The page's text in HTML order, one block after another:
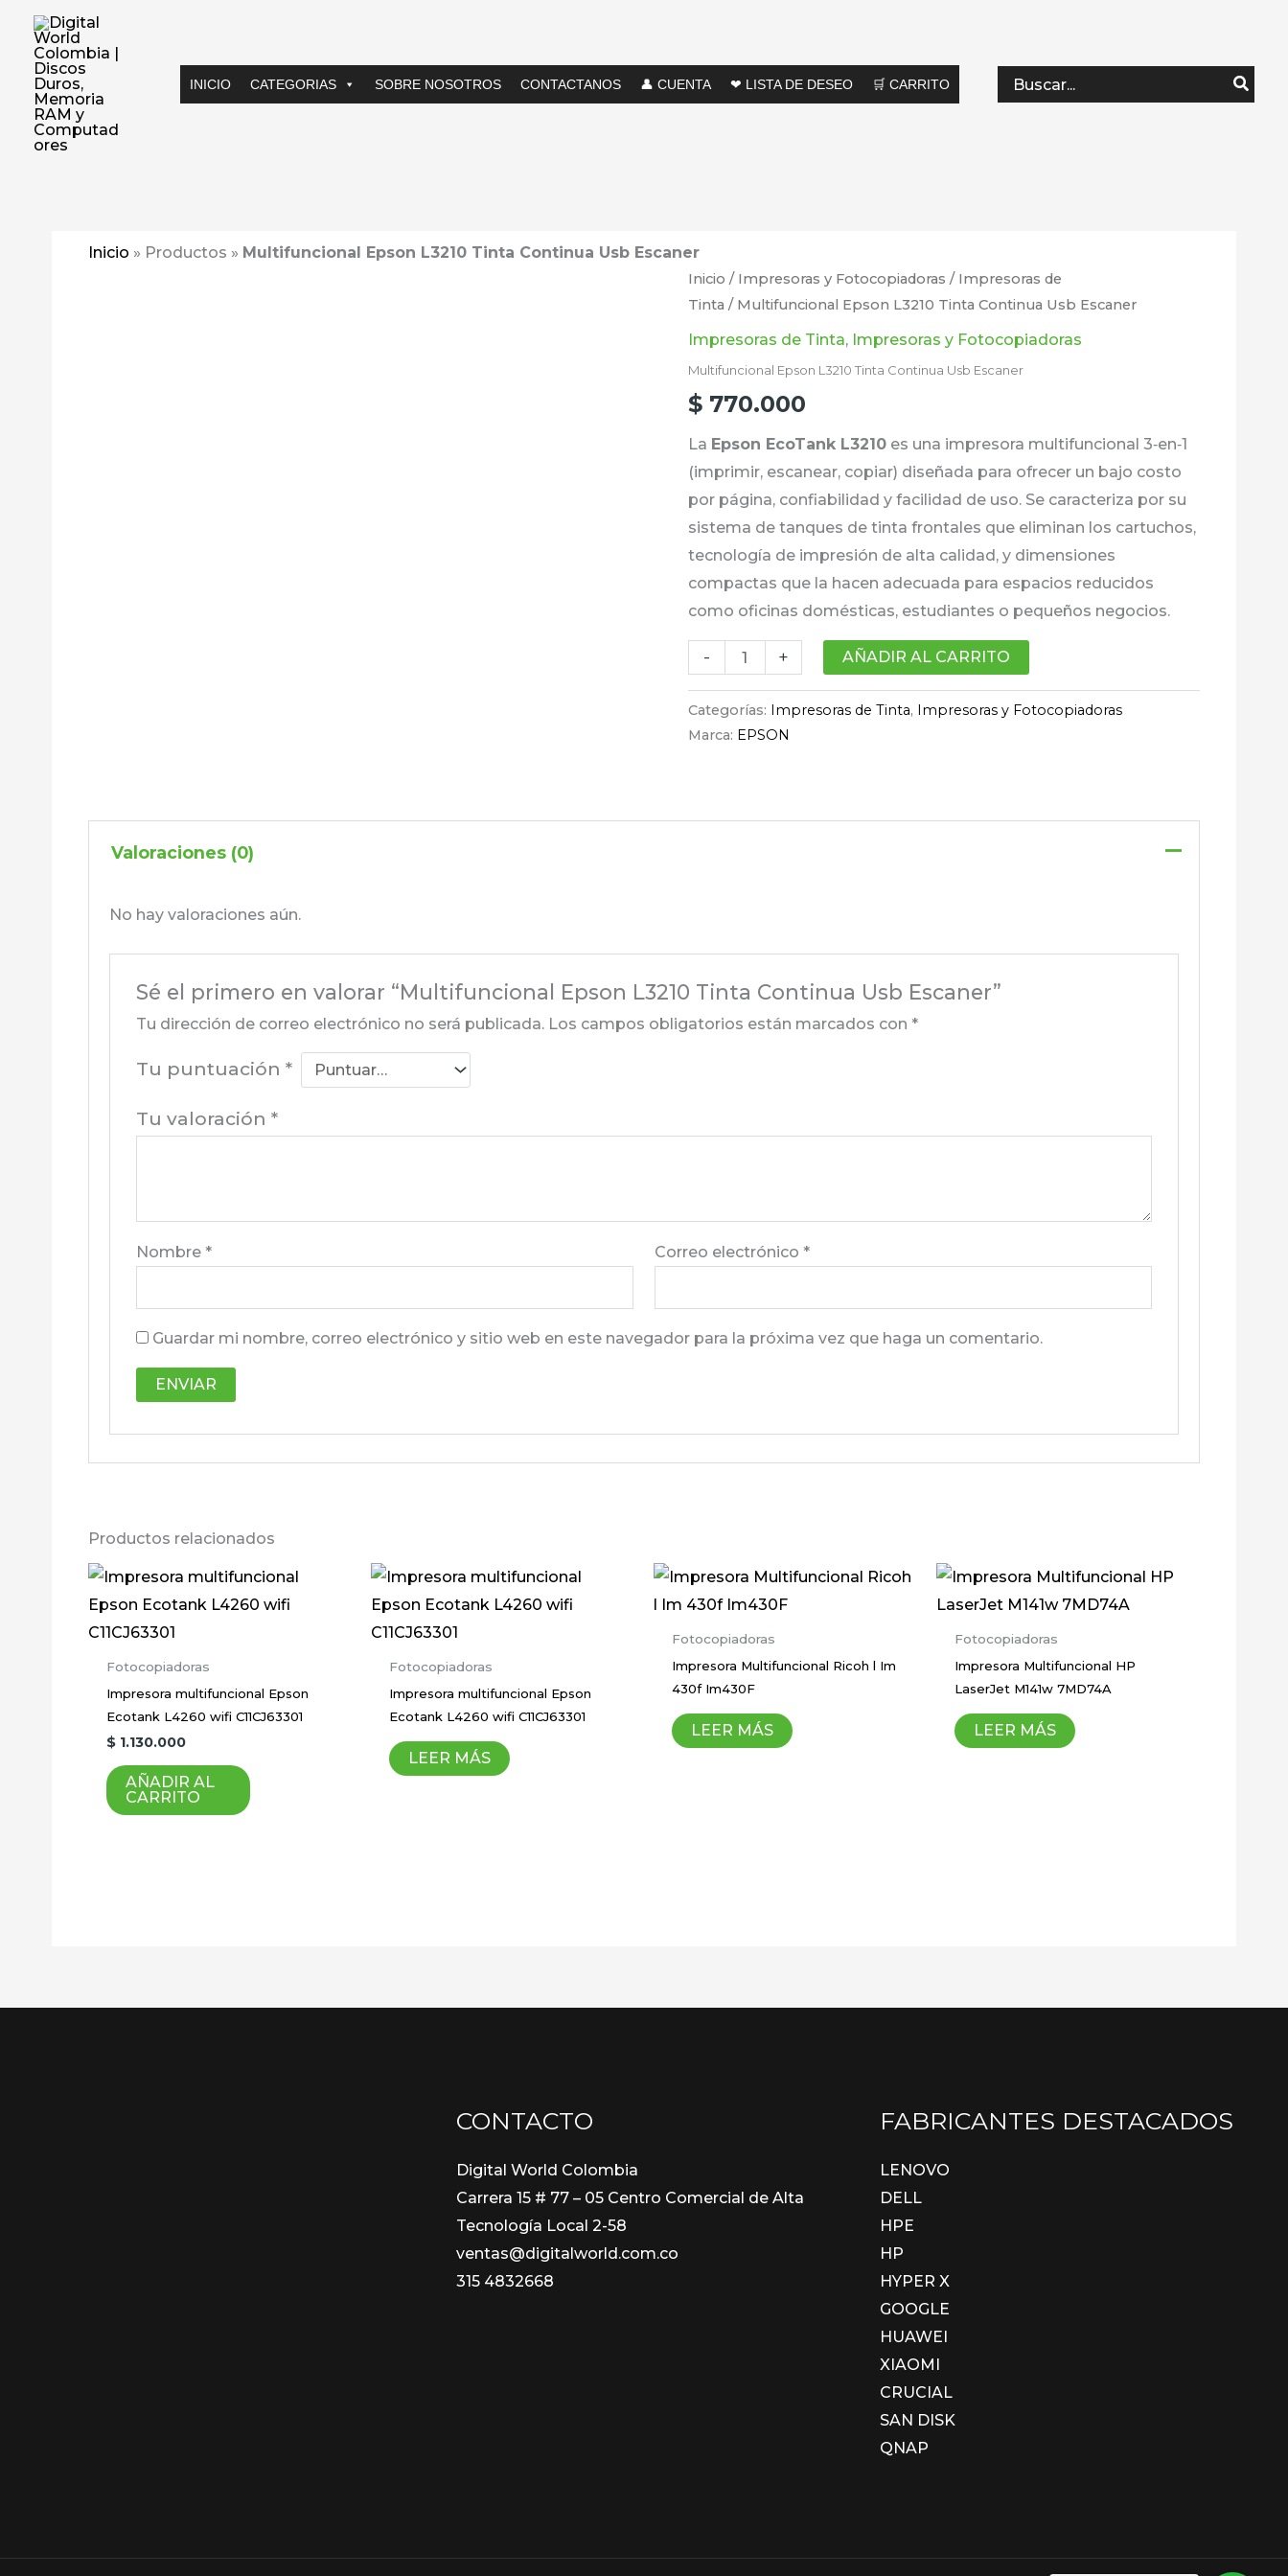
contenido
INICIO CATEGORIAS SOBRE NOSOTROS CONTACTANOS 👤 CUENTA ❤ LISTA DE DESEO 🛒 CARRITO
Search
for:
Inicio » Productos » Multifuncional Epson L3210 Tinta Continua Usb Escaner
Inicio / Impresoras y Fotocopiadoras / Impresoras de
Tinta / Multifuncional Epson L3210 Tinta Continua Usb Escaner
Impresoras de Tinta, Impresoras y Fotocopiadoras
Multifuncional Epson L3210 Tinta Continua Usb Escaner
$ 770.000
La Epson EcoTank L3210 es una impresora multifuncional 3‑en‑1
(imprimir, escanear, copiar) diseñada para ofrecer un bajo costo
por página, confiabilidad y facilidad de uso. Se caracteriza por su
sistema de tanques de tinta frontales que eliminan los cartuchos,
tecnología de impresión de alta calidad, y dimensiones
compactas que la hacen adecuada para espacios reducidos
como oficinas domésticas, estudiantes o pequeños negocios.
-
Multifuncional
Epson
L3210
Tinta
Continua
Usb
Escaner
cantidad
+ AÑADIR AL CARRITO
Categorías: Impresoras de Tinta, Impresoras y Fotocopiadoras
Marca: EPSON
Valoraciones (0)
No hay valoraciones aún.
Sé el primero en valorar “Multifuncional Epson L3210 Tinta Continua Usb Escaner”
Tu dirección de correo electrónico no será publicada. Los campos obligatorios están marcados con *
Tu puntuación *
Tu valoración *
Nombre * Correo electrónico *
Guardar mi nombre, correo electrónico y sitio web en este navegador para la próxima vez que haga un comentario.
Productos relacionados
Fotocopiadoras
Impresora multifuncional Epson
Ecotank L4260 wifi C11CJ63301
$ 1.130.000
AÑADIR AL
CARRITO
Fotocopiadoras
Impresora multifuncional Epson
Ecotank L4260 wifi C11CJ63301
LEER MÁS
Fotocopiadoras
Impresora Multifuncional Ricoh l Im
430f Im430F
LEER MÁS
Fotocopiadoras
Impresora Multifuncional HP
LaserJet M141w 7MD74A
LEER MÁS
CONTACTO
Digital World Colombia
Carrera 15 # 77 – 05 Centro Comercial de Alta
Tecnología Local 2-58
ventas@digitalworld.com.co
315 4832668
FABRICANTES DESTACADOS
LENOVO
DELL
HPE
HP
HYPER X
GOOGLE
HUAWEI
XIAOMI
CRUCIAL
SAN DISK
QNAP